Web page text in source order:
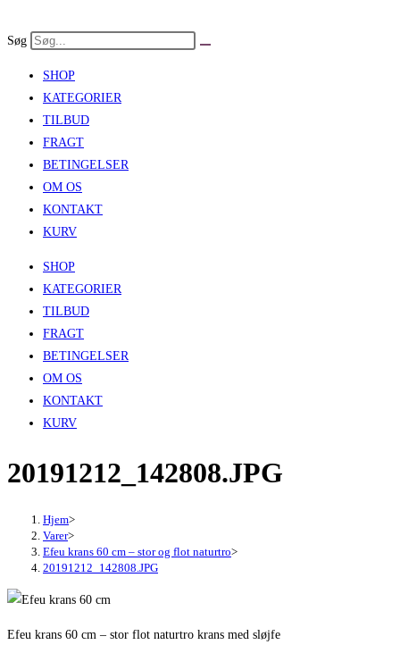
to
Søg
SHOP
KATEGORIER
TILBUD
FRAGT
BETINGELSER
OM OS
KONTAKT
KURV
SHOP
KATEGORIER
TILBUD
FRAGT
BETINGELSER
OM OS
KONTAKT
KURV
20191212_142808.JPG
Hjem>
Varer>
Efeu krans 60 cm – stor og flot naturtro>
20191212_142808.JPG
Efeu krans 60 cm – stor flot naturtro krans med sløjfe